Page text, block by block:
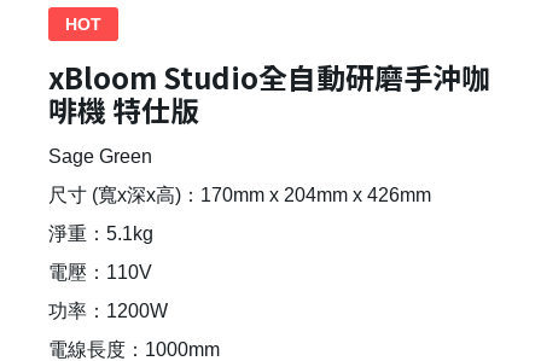
HOT
xBloom Studio全自動研磨手沖咖
啡機 特仕版
Sage Green
尺寸 (寬x深x高)：170mm x 204mm x 426mm
淨重：5.1kg
電壓：110V
功率：1200W
電線長度：1000mm